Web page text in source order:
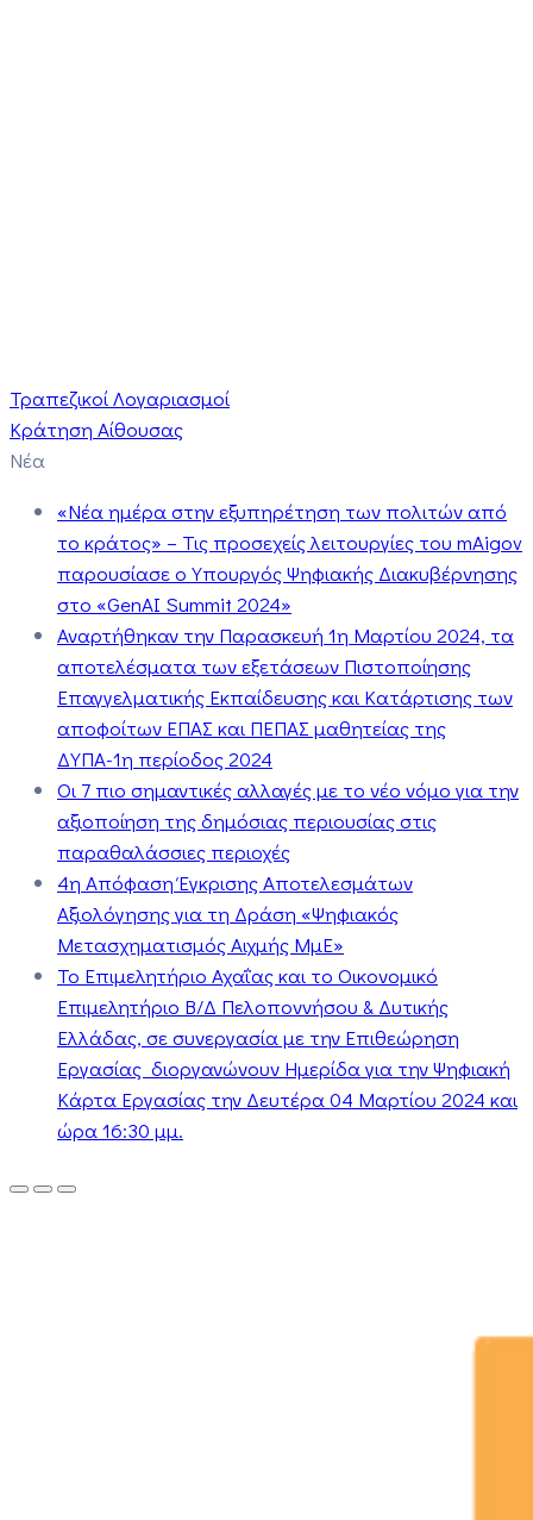
Τραπεζικοί Λογαριασμοί
Κράτηση Αίθουσας
Νέα
«Νέα ημέρα στην εξυπηρέτηση των πολιτών από
το κράτος» – Τις προσεχείς λειτουργίες του mAigov
παρουσίασε ο Υπουργός Ψηφιακής Διακυβέρνησης
στο «GenAI Summit 2024»
Αναρτήθηκαν την Παρασκευή 1η Μαρτίου 2024, τα
αποτελέσματα των εξετάσεων Πιστοποίησης
Επαγγελματικής Εκπαίδευσης και Κατάρτισης των
αποφοίτων ΕΠΑΣ και ΠΕΠΑΣ μαθητείας της
ΔΥΠΑ-1η περίοδος 2024
Οι 7 πιο σημαντικές αλλαγές με το νέο νόμο για την
αξιοποίηση της δημόσιας περιουσίας στις
παραθαλάσσιες περιοχές
4η Απόφαση Έγκρισης Αποτελεσμάτων
Αξιολόγησης για τη Δράση «Ψηφιακός
Μετασχηματισμός Αιχμής ΜμΕ»
Το Επιμελητήριο Αχαΐας και το Οικονομικό
Επιμελητήριο Β/Δ Πελοποννήσου & Δυτικής
Ελλάδας, σε συνεργασία με την Επιθεώρηση
Εργασίας διοργανώνουν Ημερίδα για την Ψηφιακή
Κάρτα Εργασίας την Δευτέρα 04 Μαρτίου 2024 και
ώρα 16:30 μμ.